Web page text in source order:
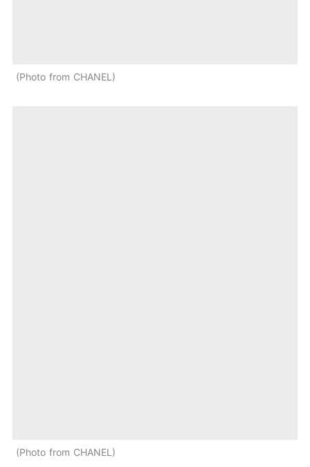
Photo from CHANEL
Photo from CHANEL